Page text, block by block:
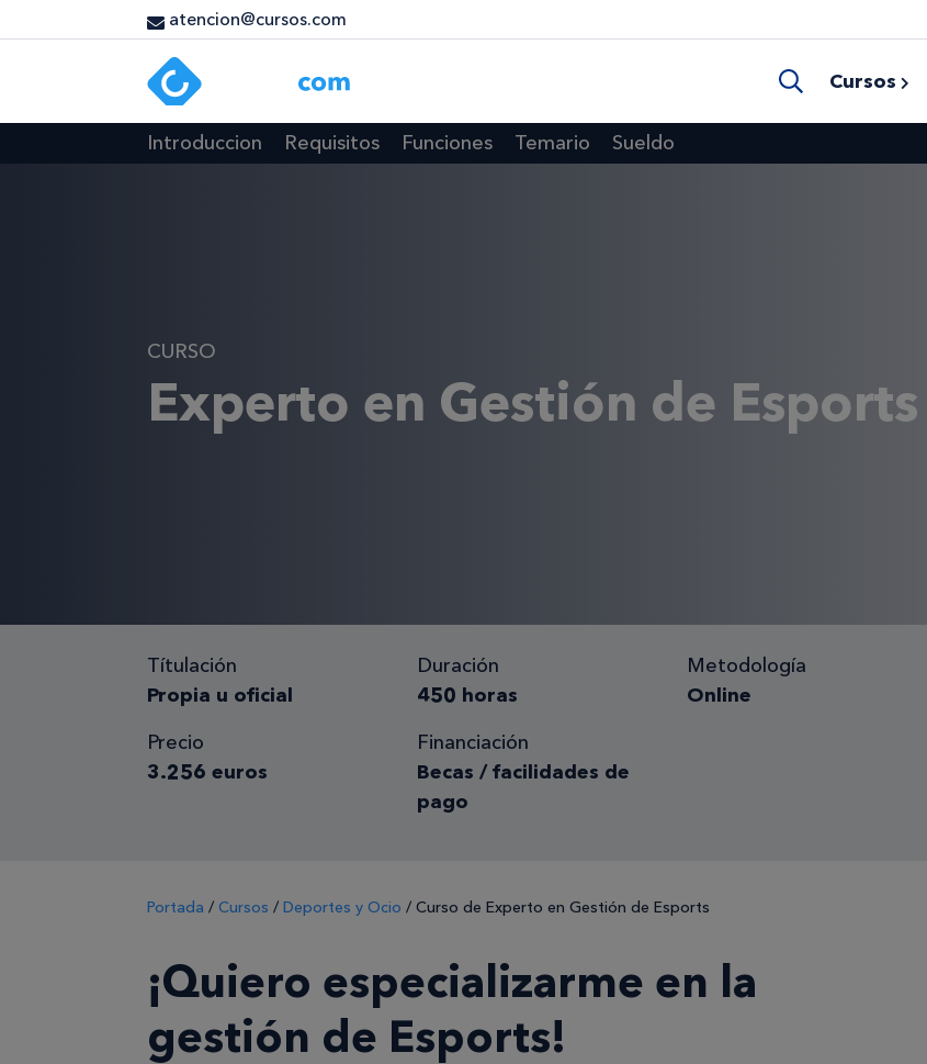
atencion@cursos.com
Cursos
Introduccion Requisitos Funciones Temario Sueldo
CURSO
Experto en Gestión de Esports
Títulación
Propia u oficial
Duración
450 horas
Metodología
Online
Precio
3.256 euros
Financiación
Becas / facilidades de
pago
Portada / Cursos / Deportes y Ocio / Curso de Experto en Gestión de Esports
¡Quiero especializarme en la
gestión de Esports!